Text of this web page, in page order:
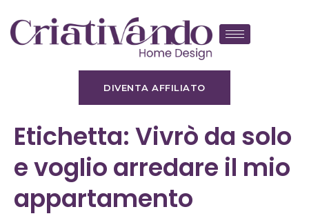
DIVENTA AFFILIATO
Etichetta: Vivrò da solo
e voglio arredare il mio
appartamento